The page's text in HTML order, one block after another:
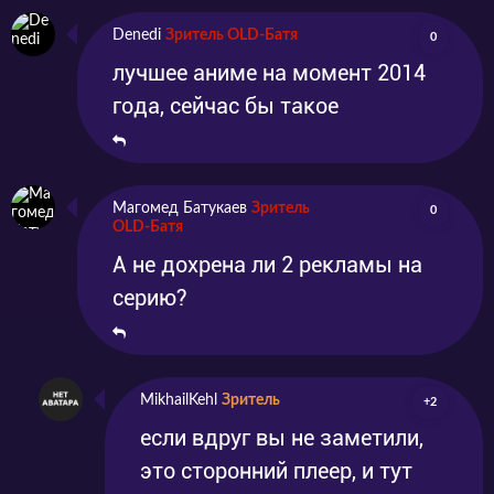
перешагнуть все разногласия, которые могут
встать на пути у отважных героев.
Смотрите сериал «Семь смертных грехов» на
нашем сайте в высоком качестве.
Denedi Зритель OLD-Батя 0
лучшее аниме на момент 2014
года, сейчас бы такое
Магомед Батукаев Зритель
OLD-Батя
0
А не дохрена ли 2 рекламы на
серию?
MikhailKehl Зритель +2
если вдруг вы не заметили,
это сторонний плеер, и тут